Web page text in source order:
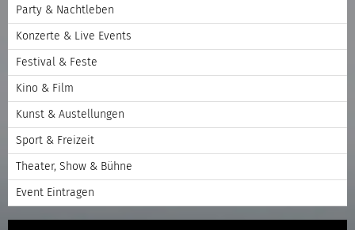
Party & Nachtleben
Konzerte & Live Events
Festival & Feste
Kino & Film
Kunst & Austellungen
Sport & Freizeit
Theater, Show & Bühne
Event Eintragen